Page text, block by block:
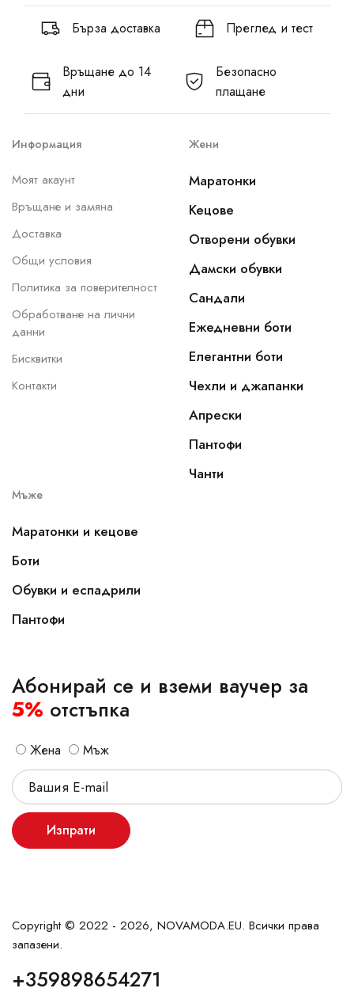
Бърза доставка Преглед и тест
Връщане до 14
дни
Безопасно
плащане
Информация
Моят акаунт
Връщане и замяна
Доставка
Общи условия
Политика за поверителност
Обработване на лични
данни
Бисквитки
Контакти
Жени
Маратонки
Кецове
Отворени обувки
Дамски обувки
Сандали
Ежедневни боти
Елегантни боти
Чехли и джапанки
Апрески
Пантофи
Чанти
Мъже
Маратонки и кецове
Боти
Обувки и еспадрили
Пантофи
Абонирай се и вземи ваучер за
5% отстъпка
Жена Мъж
Изпрати
Copyright © 2022 - 2026, NOVAMODA.EU. Всички права
запазени.
+359898654271